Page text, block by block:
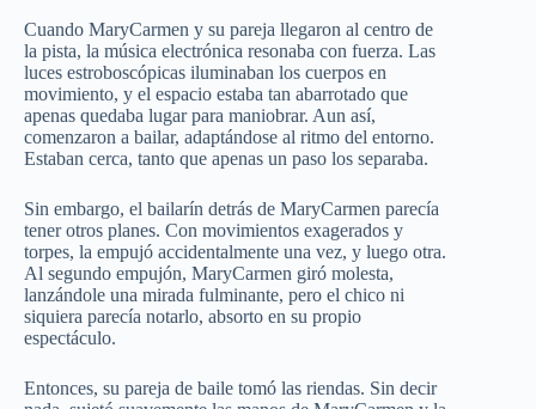
Cuando MaryCarmen y su pareja llegaron al centro de
la pista, la música electrónica resonaba con fuerza. Las
luces estroboscópicas iluminaban los cuerpos en
movimiento, y el espacio estaba tan abarrotado que
apenas quedaba lugar para maniobrar. Aun así,
comenzaron a bailar, adaptándose al ritmo del entorno.
Estaban cerca, tanto que apenas un paso los separaba.
Sin embargo, el bailarín detrás de MaryCarmen parecía
tener otros planes. Con movimientos exagerados y
torpes, la empujó accidentalmente una vez, y luego otra.
Al segundo empujón, MaryCarmen giró molesta,
lanzándole una mirada fulminante, pero el chico ni
siquiera parecía notarlo, absorto en su propio
espectáculo.
Entonces, su pareja de baile tomó las riendas. Sin decir